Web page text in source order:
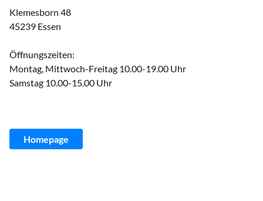
Klemesborn 48
45239 Essen
Öffnungszeiten:
Montag, Mittwoch-Freitag 10.00-19.00 Uhr
Samstag 10.00-15.00 Uhr
Homepage